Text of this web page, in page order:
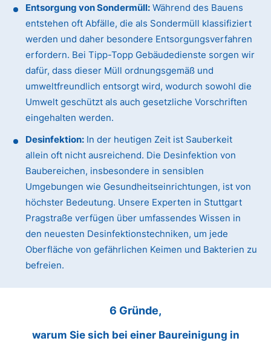
Entsorgung von Sondermüll: Während des Bauens
entstehen oft Abfälle, die als Sondermüll klassifiziert
werden und daher besondere Entsorgungsverfahren
erfordern. Bei Tipp-Topp Gebäudedienste sorgen wir
dafür, dass dieser Müll ordnungsgemäß und
umweltfreundlich entsorgt wird, wodurch sowohl die
Umwelt geschützt als auch gesetzliche Vorschriften
eingehalten werden.
Desinfektion: In der heutigen Zeit ist Sauberkeit
allein oft nicht ausreichend. Die Desinfektion von
Baubereichen, insbesondere in sensiblen
Umgebungen wie Gesundheitseinrichtungen, ist von
höchster Bedeutung. Unsere Experten in Stuttgart
Pragstraße verfügen über umfassendes Wissen in
den neuesten Desinfektionstechniken, um jede
Oberfläche von gefährlichen Keimen und Bakterien zu
befreien.
6 Gründe,
warum Sie sich bei einer Baureinigung in